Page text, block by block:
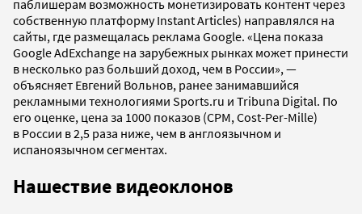
паблишерам возможность монетизировать контент через
собственную платформу Instant Articles) направлялся на
сайты, где размещалась реклама Google. «Цена показа
Google AdExchange на зарубежных рынках может принести
в несколько раз больший доход, чем в России», —
объясняет Евгений Вольнов, ранее занимавшийся
рекламными технологиями Sports.ru и Tribuna Digital. По
его оценке, цена за 1000 показов (CPM, Cost-Per-Mille)
в России в 2,5 раза ниже, чем в англоязычном и
испаноязычном сегментах.
Нашествие видеоклонов